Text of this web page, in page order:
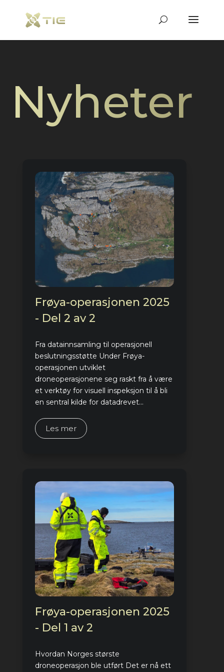
Nyheter
Frøya-operasjonen 2025
- Del 2 av 2
Fra datainnsamling til operasjonell
beslutningsstøtte Under Frøya-
operasjonen utviklet
droneoperasjonene seg raskt fra å være
et verktøy for visuell inspeksjon til å bli
en sentral kilde for datadrevet...
Les mer
Frøya-operasjonen 2025
- Del 1 av 2
Hvordan Norges største
droneoperasjon ble utført Det er nå ett